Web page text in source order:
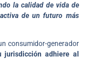
la calidad de vida de
de un futuro más
consumidor-generador
adhiere al